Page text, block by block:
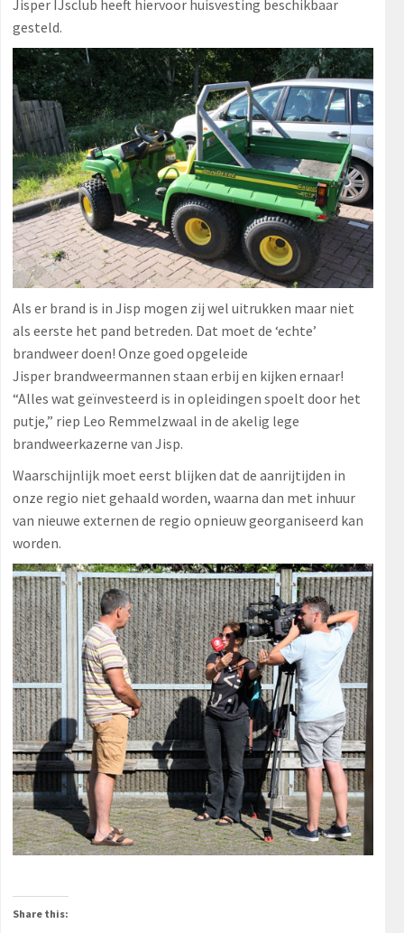
Jisper IJsclub heeft hiervoor huisvesting beschikbaar
gesteld.
Als er brand is in Jisp mogen zij wel uitrukken maar niet
als eerste het pand betreden. Dat moet de ‘echte’
brandweer doen! Onze goed opgeleide
Jisper brandweermannen staan erbij en kijken ernaar!
“Alles wat geïnvesteerd is in opleidingen spoelt door het
putje,” riep Leo Remmelzwaal in de akelig lege
brandweerkazerne van Jisp.
Waarschijnlijk moet eerst blijken dat de aanrijtijden in
onze regio niet gehaald worden, waarna dan met inhuur
van nieuwe externen de regio opnieuw georganiseerd kan
worden.
Share this: